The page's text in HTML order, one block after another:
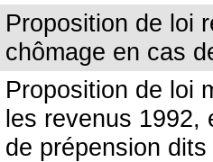
Proposition de loi
chômage en cas
Proposition de loi
les revenus 1992,
de prépension